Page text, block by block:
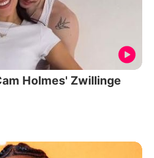
Holmes' Zwillinge